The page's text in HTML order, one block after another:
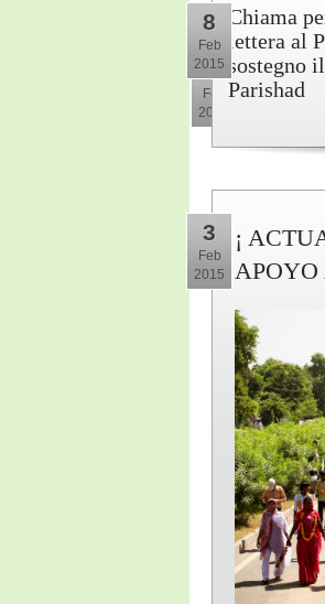
10
Feb
2015
Chiama
lettera al
sostegno
Parishad
8
Feb
2015
3
Feb
2015
¡